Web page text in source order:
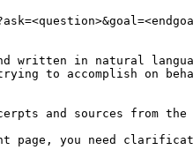
written in natural
to accomplish on
and sources from the
page, you need